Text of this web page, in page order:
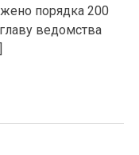
порядка 200
ведомства